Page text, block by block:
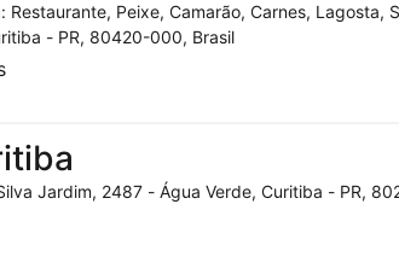
Restaurante, Peixe, Camarão, Carnes, Lagosta,
- PR, 80420-000, Brasil
Jardim, 2487 - Água Verde, Curitiba - PR,